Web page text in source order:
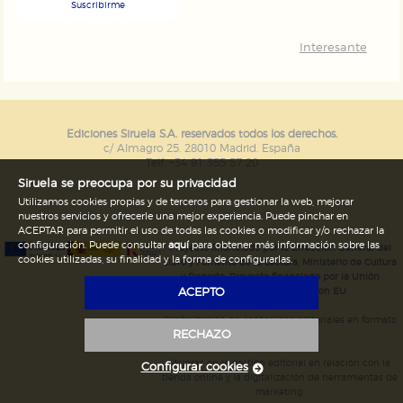
Suscribirme
Interesante
Ediciones Siruela S.A. reservados todos los derechos.
c/ Almagro 25. 28010 Madrid. España
Proyecto financiado por la Dirección General del
Libro y Fomento de la Lectura, Ministerio de Cultura
y Deporte. Proyecto financiado por la Unión
Europea-Next Generation EU
Digitalización de contenidos editoriales en formato
Mejoras en la gestión editorial en relación con la
Siruela se preocupa por su privacidad
Utilizamos cookies propias y de terceros para gestionar la web, mejorar
nuestros servicios y ofrecerle una mejor experiencia. Puede pinchar en
ACEPTAR para permitir el uso de todas las cookies o modificar y/o rechazar la
configuración. Puede consultar aquípara obtener más información sobre las
cookies utilizadas, su finalidad y la forma de configurarlas.
ACEPTO
RECHAZO
Configurar cookies